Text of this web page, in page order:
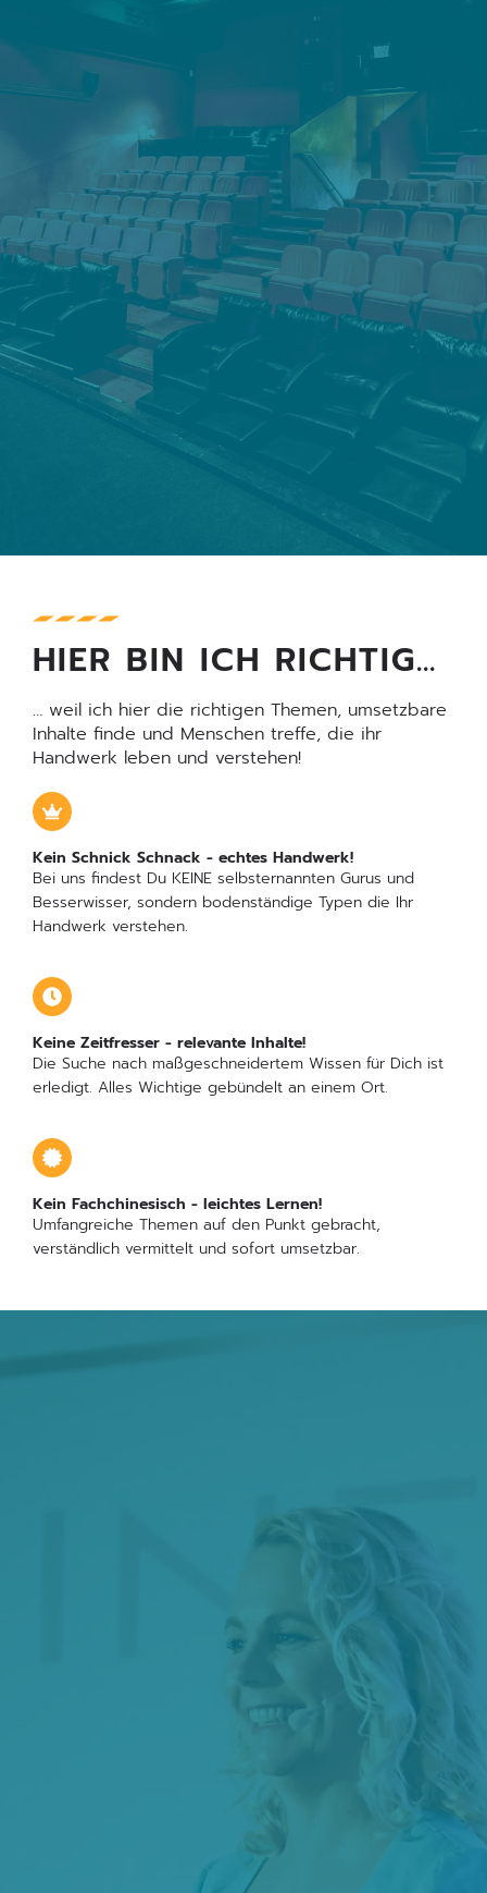
HIER BIN ICH RICHTIG…
… weil ich hier die richtigen Themen, umsetzbare
Inhalte finde und Menschen treffe, die ihr
Handwerk leben und verstehen!
Kein Schnick Schnack - echtes Handwerk!
Bei uns findest Du KEINE selbsternannten Gurus und
Besserwisser, sondern bodenständige Typen die Ihr
Handwerk verstehen.
Keine Zeitfresser - relevante Inhalte!
Die Suche nach maßgeschneidertem Wissen für Dich ist
erledigt. Alles Wichtige gebündelt an einem Ort.
Kein Fachchinesisch - leichtes Lernen!
Umfangreiche Themen auf den Punkt gebracht,
verständlich vermittelt und sofort umsetzbar.